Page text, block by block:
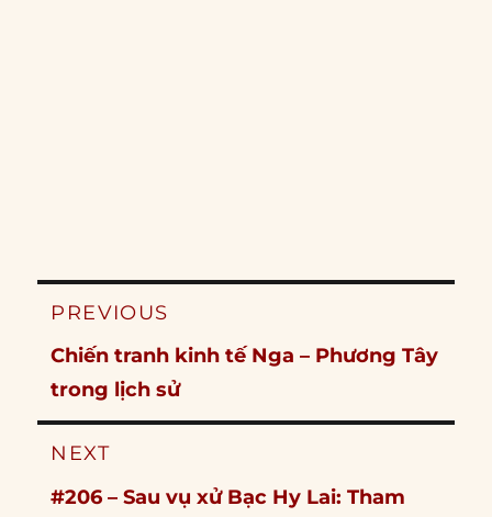
Post
PREVIOUS
Previous
post:
Chiến tranh kinh tế Nga – Phương Tây
trong lịch sử
NEXT
Next
#206 – Sau vụ xử Bạc Hy Lai: Tham